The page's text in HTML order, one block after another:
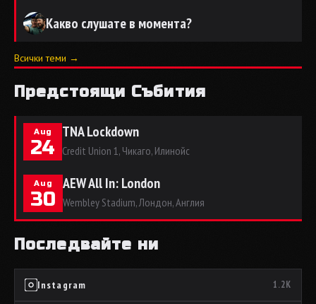
Какво слушате в момента?
Всички теми →
Предстоящи Събития
Aug
24
TNA Lockdown
Credit Union 1, Чикаго, Илинойс
Aug
30
AEW All In: London
Wembley Stadium, Лондон, Англия
Последвайте ни
Instagram 1.2K